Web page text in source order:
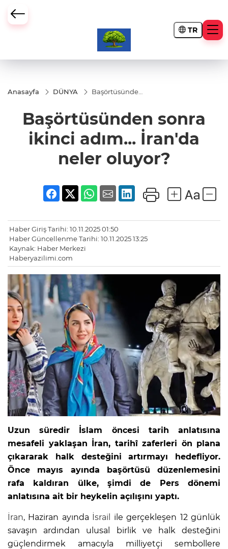
TR
Anasayfa DÜNYA
Başörtüsünden
neler oluyor?
Başörtüsünden sonra
ikinci adım... İran'da
neler oluyor?
Haber Giriş Tarihi: 10.11.2025 01:50
Haber Güncellenme Tarihi: 10.11.2025 13:25
Kaynak: Haber Merkezi
Haberyazilimi.com
Uzun süredir İslam öncesi tarih anlatısına
mesafeli yaklaşan İran, tarihî zaferleri ön plana
çıkararak halk desteğini artırmayı hedefliyor.
Önce mayıs ayında başörtüsü düzenlemesini
rafa kaldıran ülke, şimdi de Pers dönemi
anlatısına ait bir heykelin açılışını yaptı.
İran, Haziran ayında İsrail
ile gerçekleşen 12 günlük
savaşın ardından ulusal birlik ve halk desteğini
güçlendirmek amacıyla milliyetçi sembollere